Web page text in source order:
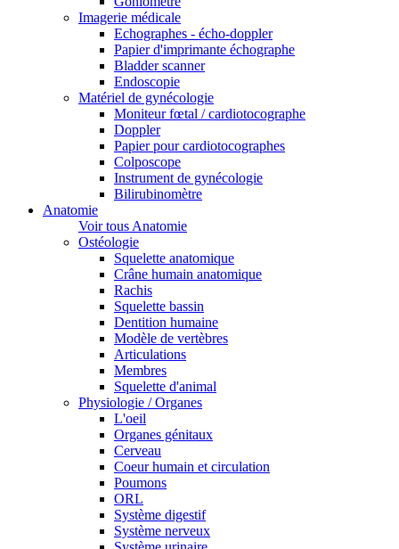
Imagerie médicale
Echographes - écho-doppler
Papier d'imprimante échographe
Bladder scanner
Endoscopie
Matériel de gynécologie
Moniteur fœtal / cardiotocographe
Doppler
Papier pour cardiotocographes
Colposcope
Instrument de gynécologie
Bilirubinomètre
Anatomie
Voir tous Anatomie
Ostéologie
Squelette anatomique
Crâne humain anatomique
Rachis
Squelette bassin
Dentition humaine
Modèle de vertèbres
Articulations
Membres
Squelette d'animal
Physiologie / Organes
L'oeil
Organes génitaux
Cerveau
Coeur humain et circulation
Poumons
ORL
Système digestif
Système nerveux